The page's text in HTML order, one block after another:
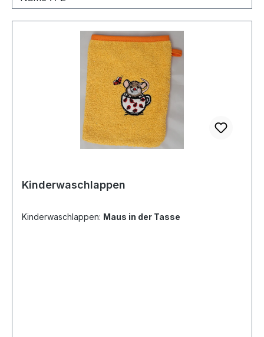
Kinderwaschlappen
Kinderwaschlappen: Maus in der Tasse